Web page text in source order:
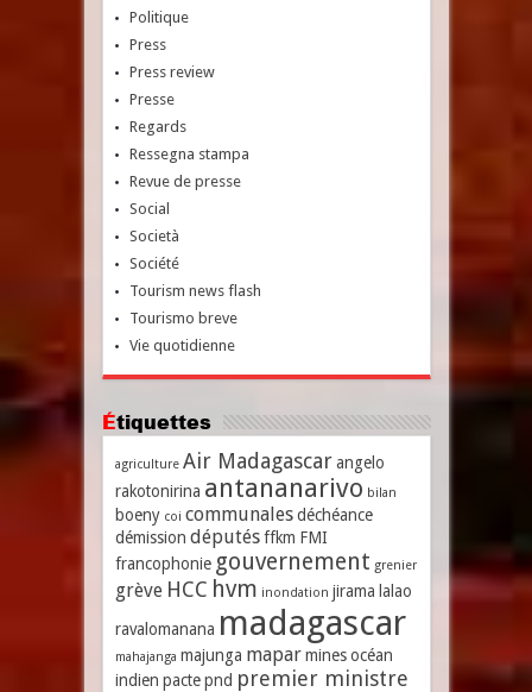
Politique
Press
Press review
Presse
Regards
Ressegna stampa
Revue de presse
Social
Società
Société
Tourism news flash
Tourismo breve
Vie quotidienne
Étiquettes
agriculture Air Madagascar angelo
rakotonirina antananarivo bilan
boeny coi communales déchéance
démission députés ffkm FMI
francophonie gouvernement grenier
grève HCC hvm inondation jirama lalao
ravalomanana madagascar
mahajanga majunga mapar mines océan
indien pacte pnd premier ministre